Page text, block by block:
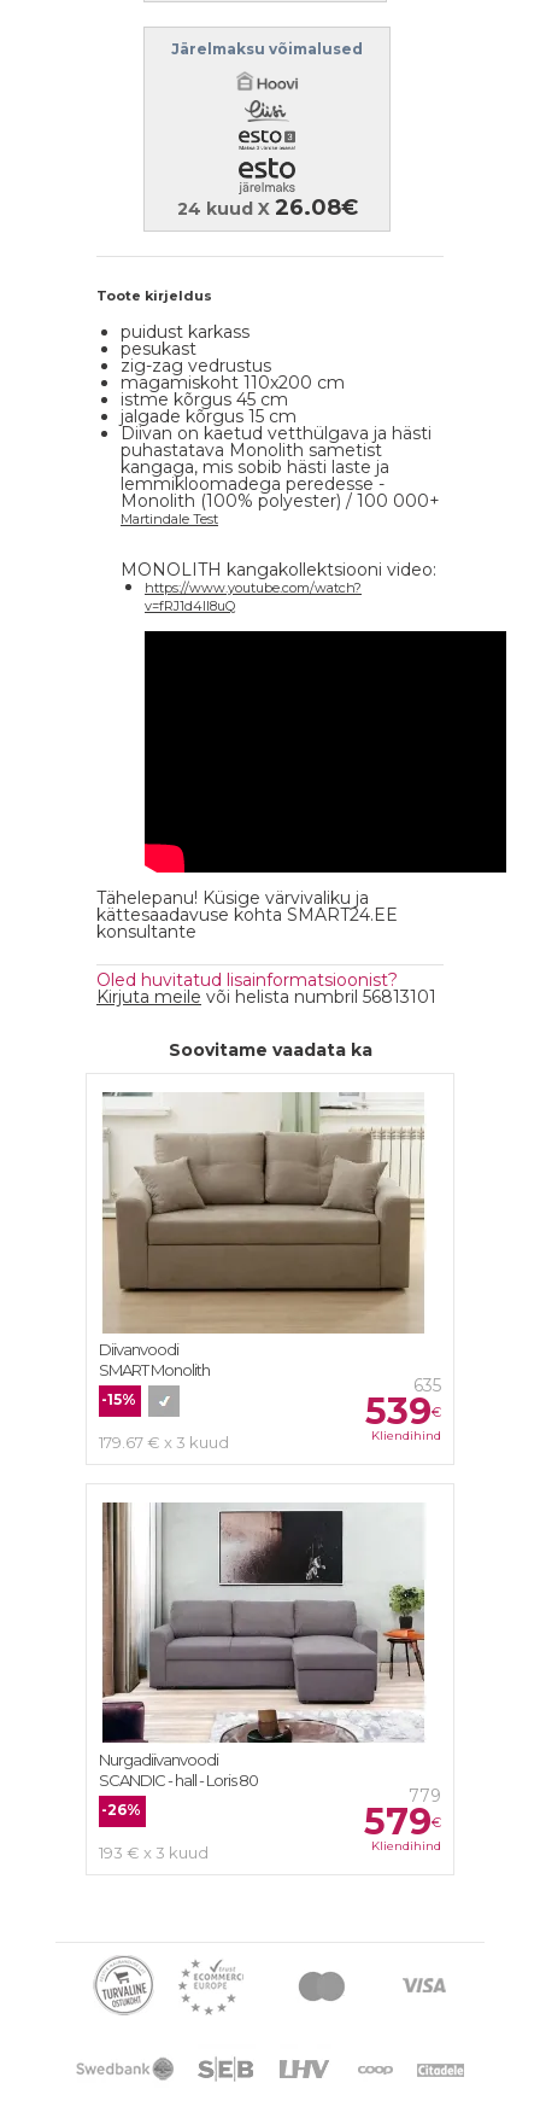
Järelmaksu võimalused
24 kuud X 26.08€
Toote kirjeldus
puidust karkass
pesukast
zig-zag vedrustus
magamiskoht 110x200 cm
istme kõrgus 45 cm
jalgade kõrgus 15 cm
Diivan on kaetud vetthülgava ja hästi
puhastatava Monolith sametist
kangaga, mis sobib hästi laste ja
lemmikloomadega peredesse -
Monolith (100% polyester) / 100 000+
Martindale Test
MONOLITH kangakollektsiooni video:
https://www.youtube.com/watch?
v=fRJ1d4ll8uQ
Tähelepanu! Küsige värvivaliku ja
kättesaadavuse kohta SMART24.EE
konsultante
Oled huvitatud lisainformatsioonist?
Kirjuta meile või helista numbril 56813101
Soovitame vaadata ka
635
539€
Kliendihind
-15%
179.67 € x 3 kuud
Diivanvoodi
SMART Monolith
779
579€
Kliendihind
-26%
193 € x 3 kuud
Nurgadiivanvoodi
SCANDIC - hall - Loris 80